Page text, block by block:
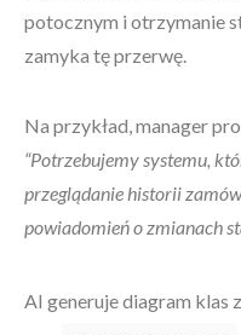
potocznym i otrzymanie
zamyka tę przerwę.
Na przykład, manager
“Potrzebujemy systemu,
przeglądanie historii
powiadomień o zmianach
AI generuje diagram klas z